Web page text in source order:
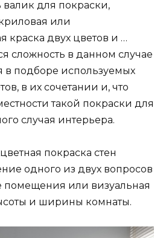
валик для покраски,
или
краска двух цветов и …
сложность в данном случае
в подборе используемых
в их сочетании и, что
такой покраски для
случая интерьера.
покраска стен
одного из двух вопросов
помещения или визуальная
и ширины комнаты.